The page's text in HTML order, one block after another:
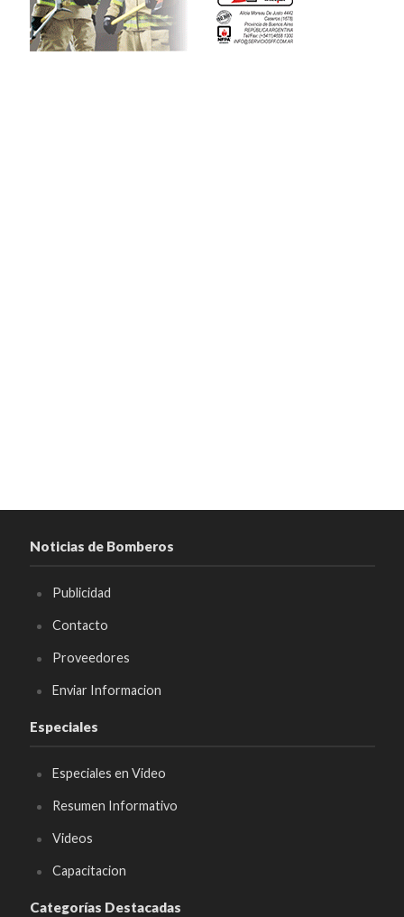
Noticias de Bomberos
Publicidad
Contacto
Proveedores
Enviar Informacion
Especiales
Especiales en Video
Resumen Informativo
Videos
Capacitacion
Categorías Destacadas